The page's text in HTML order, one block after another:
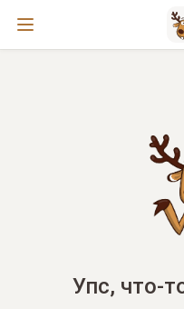
Упс, что-